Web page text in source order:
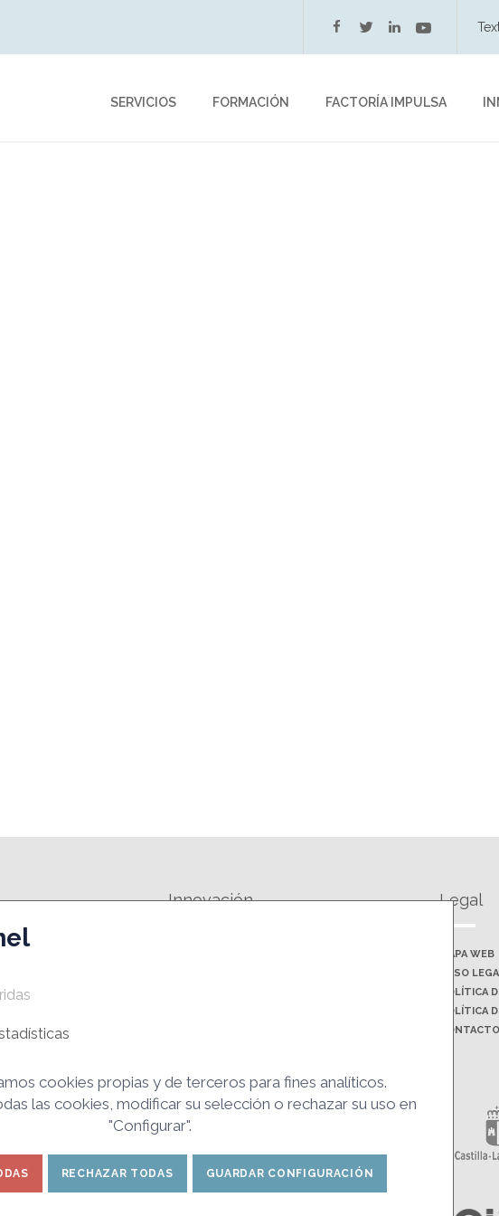
facebook
twitterlinkedinyoutube
SERVICIOS FORMACIÓN FACTORÍA IMPULSA
Innovación Legal
MAPA WEB
AVISO
POLÍTICA
POLÍTICA
CONTACTO
de Ciudad Real. Todos los derechos
total o parcial de los contenidos de esta web.
Financiado por:
cookies propias y de terceros para fines analíticos.
las cookies, modificar su selección o rechazar su uso en
"Configurar".
RECHAZAR TODAS GUARDAR CONFIGURACIÓN